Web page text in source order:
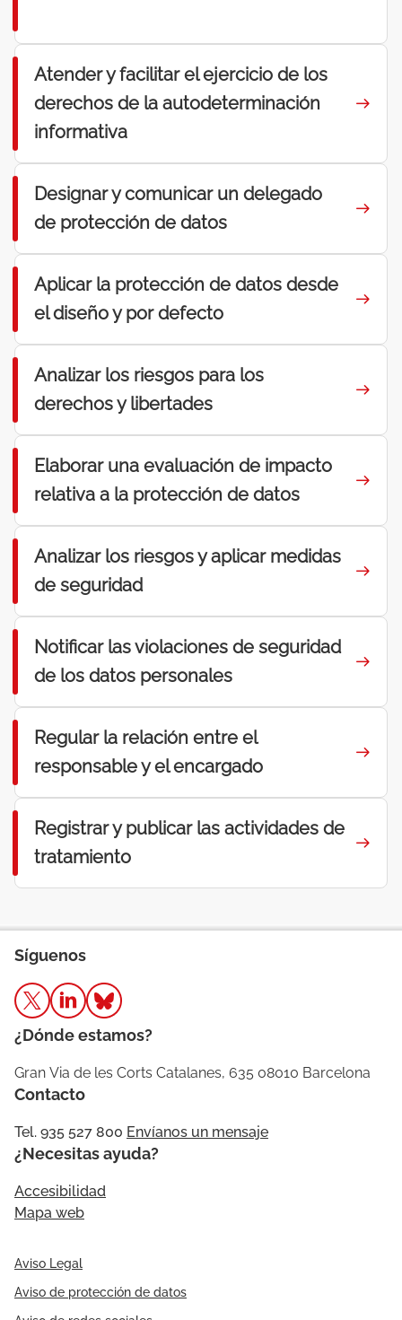
Atender y facilitar el ejercicio de los
derechos de la autodeterminación
informativa
Designar y comunicar un delegado
de protección de datos
Aplicar la protección de datos desde
el diseño y por defecto
Analizar los riesgos para los
derechos y libertades
Elaborar una evaluación de impacto
relativa a la protección de datos
Analizar los riesgos y aplicar medidas
de seguridad
Notificar las violaciones de seguridad
de los datos personales
Regular la relación entre el
responsable y el encargado
Registrar y publicar las actividades de
tratamiento
Síguenos
¿Dónde estamos?
Gran Via de les Corts Catalanes, 635 08010 Barcelona
Contacto
Tel. 935 527 800 Envíanos un mensaje
¿Necesitas ayuda?
Accesibilidad
Mapa web
Aviso Legal
Aviso de protección de datos